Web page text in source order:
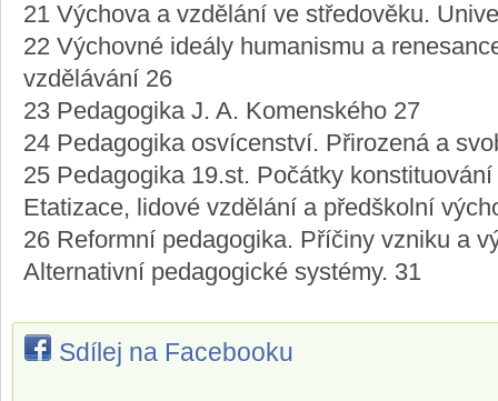
21 Výchova a vzdělání ve středověku.
22 Výchovné ideály humanismu a
vzdělávání 26
23 Pedagogika J. A. Komenského 27
24 Pedagogika osvícenství. Přirozená a
25 Pedagogika 19.st. Počátky
Etatizace, lidové vzdělání a předškolní
26 Reformní pedagogika. Příčiny vzniku a
Alternativní pedagogické systémy. 31
Sdílej na Facebooku